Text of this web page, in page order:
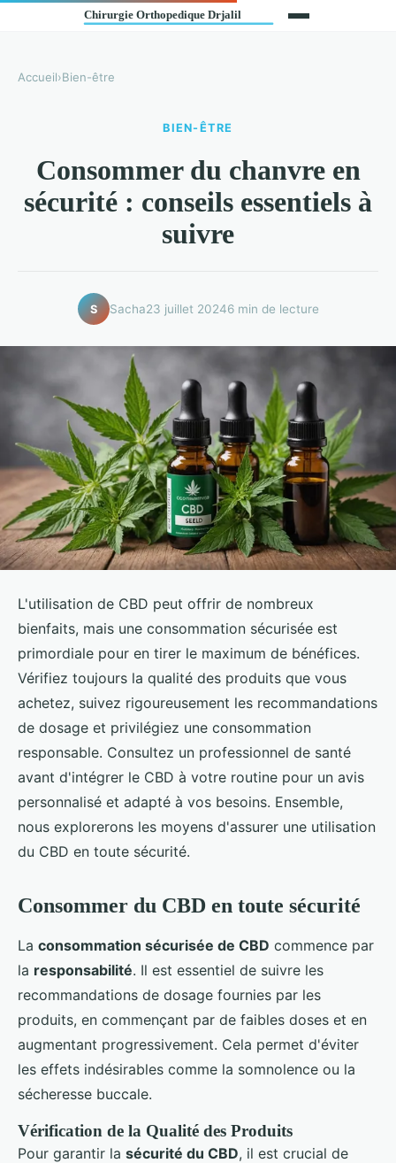
Accueil›Bien-être
BIEN-ÊTRE
Consommer du chanvre en
sécurité : conseils essentiels à
suivre
S Sacha23 juillet 20246 min de lecture
L'utilisation de CBD peut offrir de nombreux
bienfaits, mais une consommation sécurisée est
primordiale pour en tirer le maximum de bénéfices.
Vérifiez toujours la qualité des produits que vous
achetez, suivez rigoureusement les recommandations
de dosage et privilégiez une consommation
responsable. Consultez un professionnel de santé
avant d'intégrer le CBD à votre routine pour un avis
personnalisé et adapté à vos besoins. Ensemble,
nous explorerons les moyens d'assurer une utilisation
du CBD en toute sécurité.
Consommer du CBD en toute sécurité
La consommation sécurisée de CBD commence par
la responsabilité. Il est essentiel de suivre les
recommandations de dosage fournies par les
produits, en commençant par de faibles doses et en
augmentant progressivement. Cela permet d'éviter
les effets indésirables comme la somnolence ou la
sécheresse buccale.
Vérification de la Qualité des Produits
Pour garantir la sécurité du CBD, il est crucial de